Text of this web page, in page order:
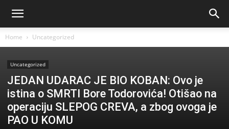
Home Uncategorized
Uncategorized
JEDAN UDARAC JE BIO KOBAN: Ovo je
istina o SMRTI Bore Todorovića! Otišao na
operaciju SLEPOG CREVA, a zbog ovoga je
PAO U KOMU